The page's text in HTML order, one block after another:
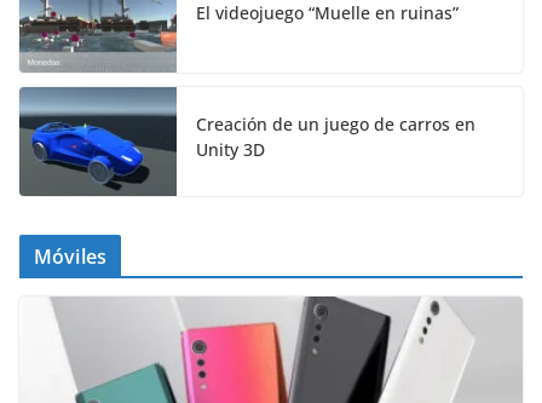
El videojuego “Muelle en ruinas”
Creación de un juego de carros en
Unity 3D
Móviles